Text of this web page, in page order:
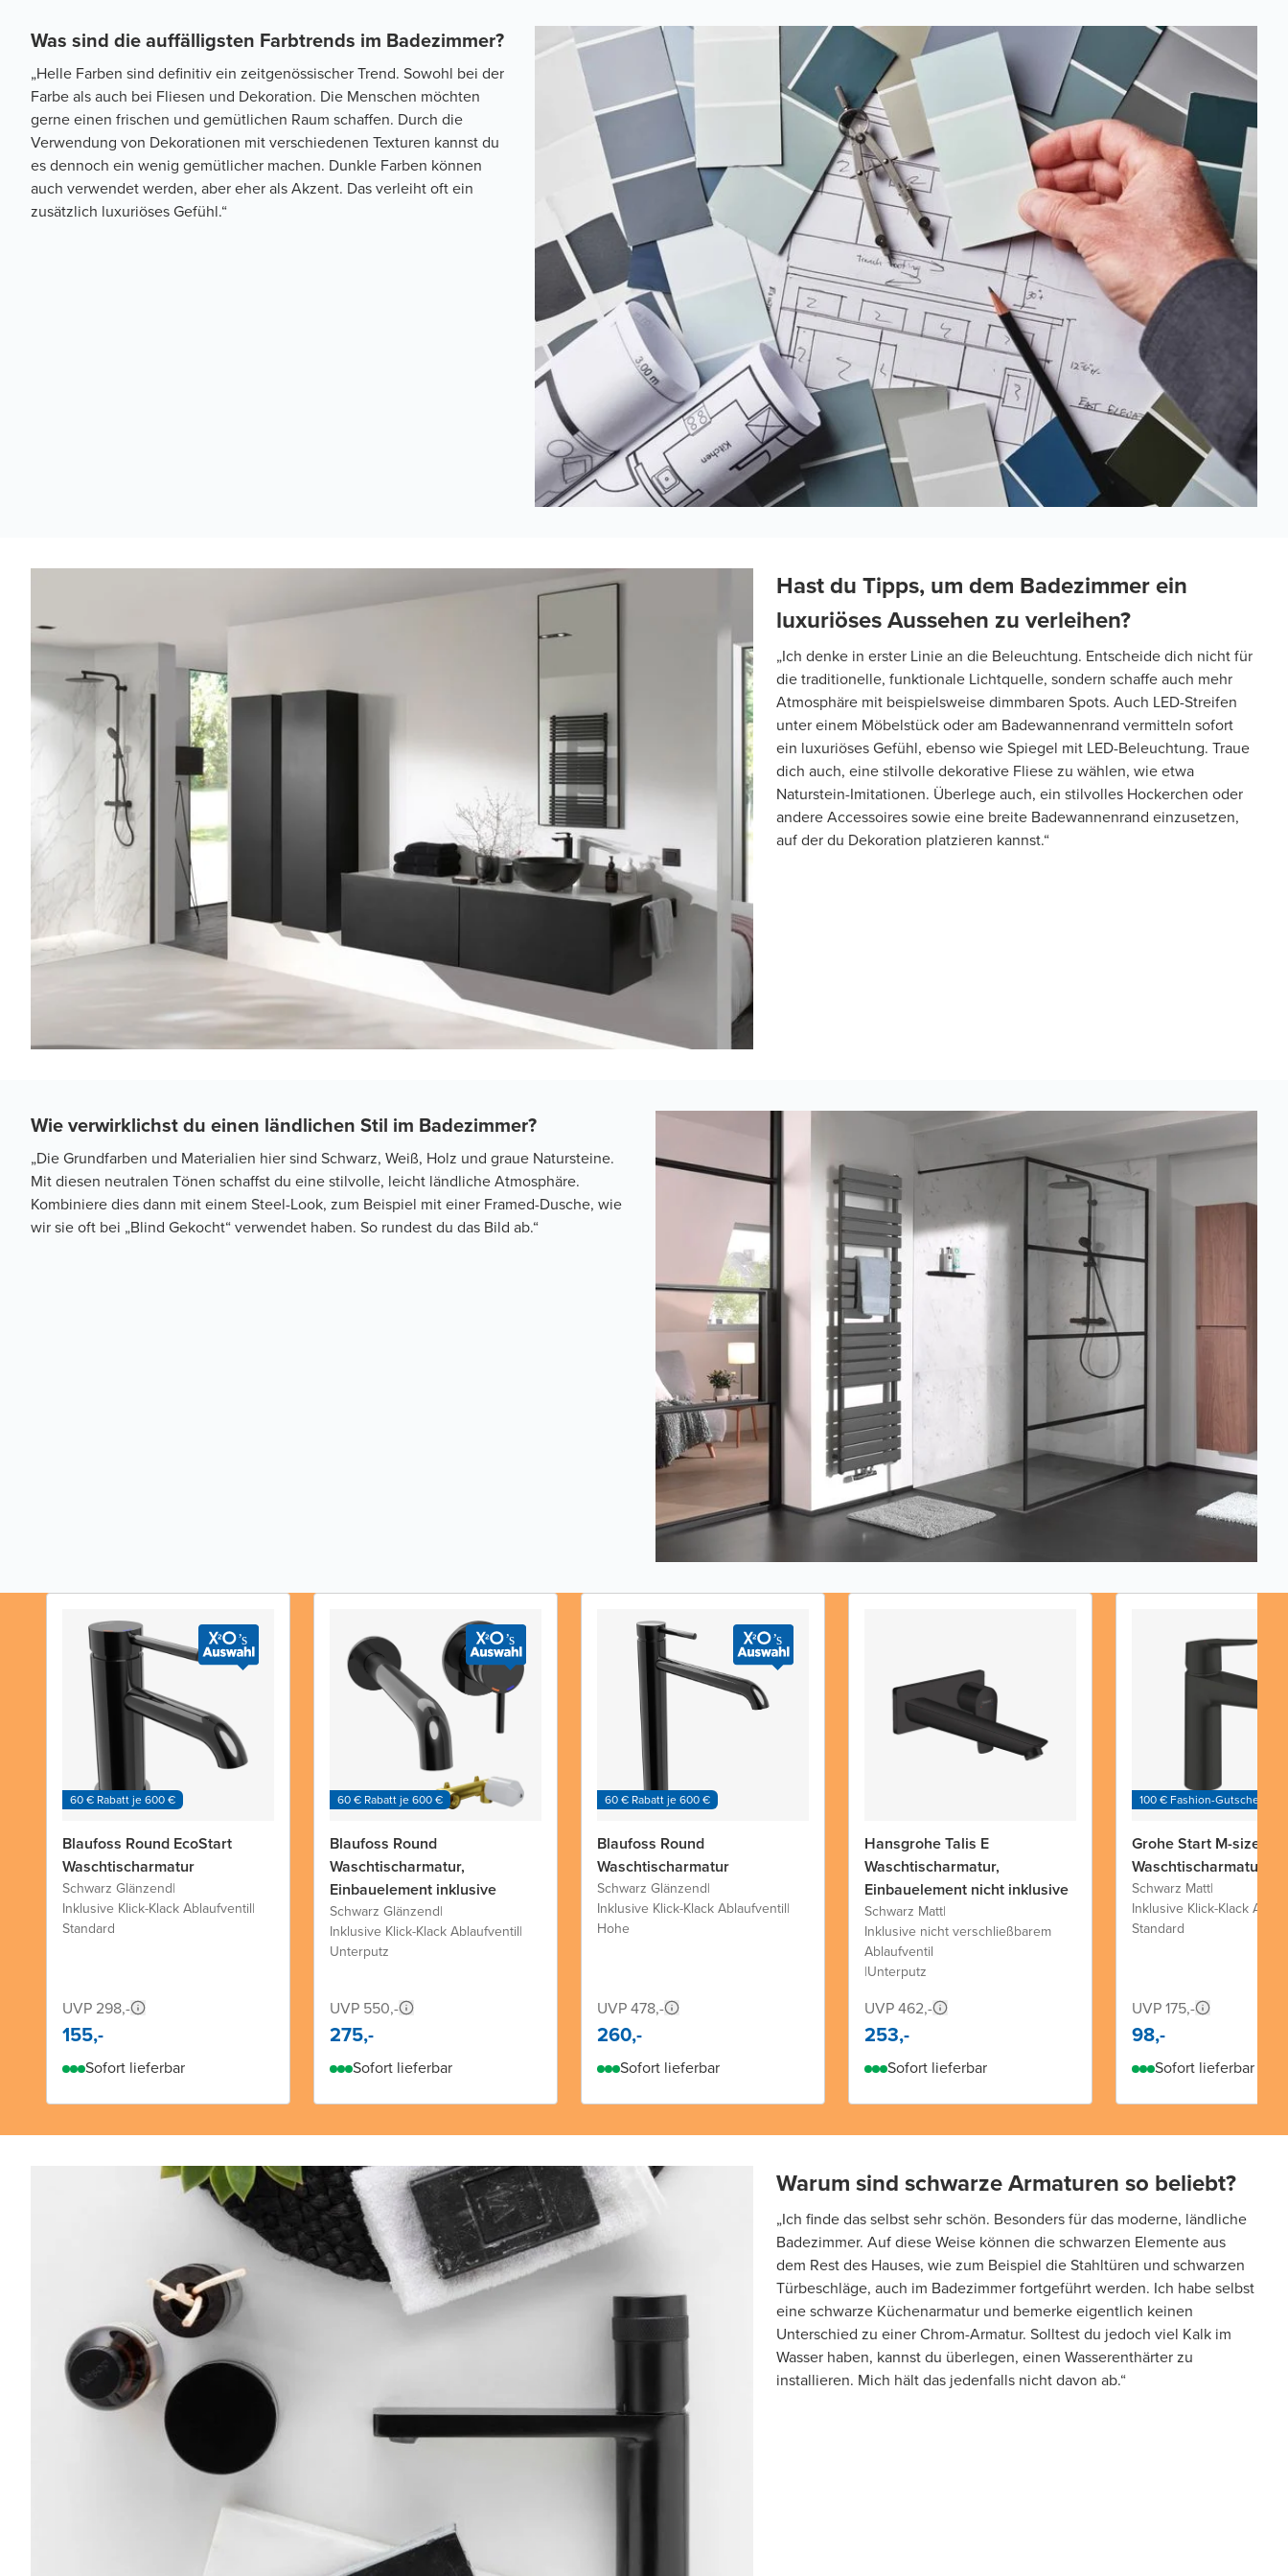
Was sind die auffälligsten Farbtrends im Badezimmer?
„Helle Farben sind definitiv ein zeitgenössischer Trend. Sowohl bei der
Farbe als auch bei Fliesen und Dekoration. Die Menschen möchten
gerne einen frischen und gemütlichen Raum schaffen. Durch die
Verwendung von Dekorationen mit verschiedenen Texturen kannst du
es dennoch ein wenig gemütlicher machen. Dunkle Farben können
auch verwendet werden, aber eher als Akzent. Das verleiht oft ein
zusätzlich luxuriöses Gefühl.“
Hast du Tipps, um dem Badezimmer ein
luxuriöses Aussehen zu verleihen?
„Ich denke in erster Linie an die Beleuchtung. Entscheide dich nicht für
die traditionelle, funktionale Lichtquelle, sondern schaffe auch mehr
Atmosphäre mit beispielsweise dimmbaren Spots. Auch LED-Streifen
unter einem Möbelstück oder am Badewannenrand vermitteln sofort
ein luxuriöses Gefühl, ebenso wie Spiegel mit LED-Beleuchtung. Traue
dich auch, eine stilvolle dekorative Fliese zu wählen, wie etwa
Naturstein-Imitationen. Überlege auch, ein stilvolles Hockerchen oder
andere Accessoires sowie eine breite Badewannenrand einzusetzen,
auf der du Dekoration platzieren kannst.“
Wie verwirklichst du einen ländlichen Stil im Badezimmer?
„Die Grundfarben und Materialien hier sind Schwarz, Weiß, Holz und graue Natursteine.
Mit diesen neutralen Tönen schaffst du eine stilvolle, leicht ländliche Atmosphäre.
Kombiniere dies dann mit einem Steel-Look, zum Beispiel mit einer Framed-Dusche, wie
wir sie oft bei „Blind Gekocht“ verwendet haben. So rundest du das Bild ab.“
60 € Rabatt je 600 €
Blaufoss Round EcoStart
Waschtischarmatur
Schwarz Glänzend|
Inklusive Klick-Klack Ablaufventil|
Standard
UVP 298,-
155,-
Sofort lieferbar
60 € Rabatt je 600 €
Blaufoss Round
Waschtischarmatur,
Einbauelement inklusive
Schwarz Glänzend|
Inklusive Klick-Klack Ablaufventil|
Unterputz
UVP 550,-
275,-
Sofort lieferbar
60 € Rabatt je 600 €
Blaufoss Round
Waschtischarmatur
Schwarz Glänzend|
Inklusive Klick-Klack Ablaufventil|
Hohe
UVP 478,-
260,-
Sofort lieferbar
Hansgrohe Talis E
Waschtischarmatur,
Einbauelement nicht inklusive
Schwarz Matt|
Inklusive nicht verschließbarem
Ablaufventil
|Unterputz
UVP 462,-
253,-
Sofort lieferbar
100 € Fashion-Gutschein
Grohe Start M-size
Waschtischarmatur
Schwarz Matt|
Inklusive Klick-Klack
Standard
UVP 175,-
98,-
Sofort lieferbar
Warum sind schwarze Armaturen so beliebt?
„Ich finde das selbst sehr schön. Besonders für das moderne, ländliche
Badezimmer. Auf diese Weise können die schwarzen Elemente aus
dem Rest des Hauses, wie zum Beispiel die Stahltüren und schwarzen
Türbeschläge, auch im Badezimmer fortgeführt werden. Ich habe selbst
eine schwarze Küchenarmatur und bemerke eigentlich keinen
Unterschied zu einer Chrom-Armatur. Solltest du jedoch viel Kalk im
Wasser haben, kannst du überlegen, einen Wasserenthärter zu
installieren. Mich hält das jedenfalls nicht davon ab.“